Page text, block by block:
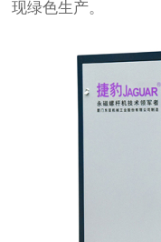
现绿色生产。